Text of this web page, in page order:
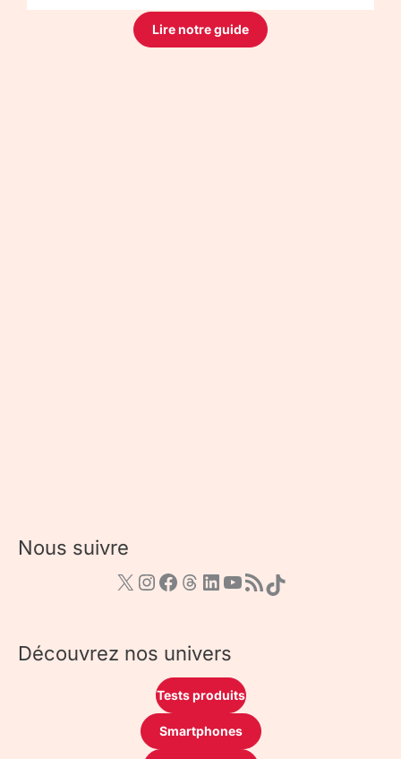
Lire notre guide
Nous suivre
Découvrez nos univers
Tests produits
Smartphones